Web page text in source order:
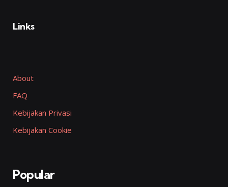
Links
About
FAQ
Kebijakan Privasi
Kebijakan Cookie
Popular